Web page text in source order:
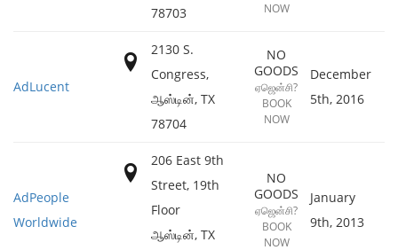
78703
NOW
AdLucent
2130 S.
Congress,
ஆஸ்டின், TX
78704
NO
GOODS
ஏஜென்சி?
BOOK
NOW
December
5th, 2016
AdPeople
Worldwide
206 East 9th
Street, 19th
Floor
ஆஸ்டின், TX
NO
GOODS
ஏஜென்சி?
BOOK
NOW
January
9th, 2013